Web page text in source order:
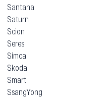
Santana
Saturn
Scion
Seres
Simca
Skoda
Smart
SsangYong